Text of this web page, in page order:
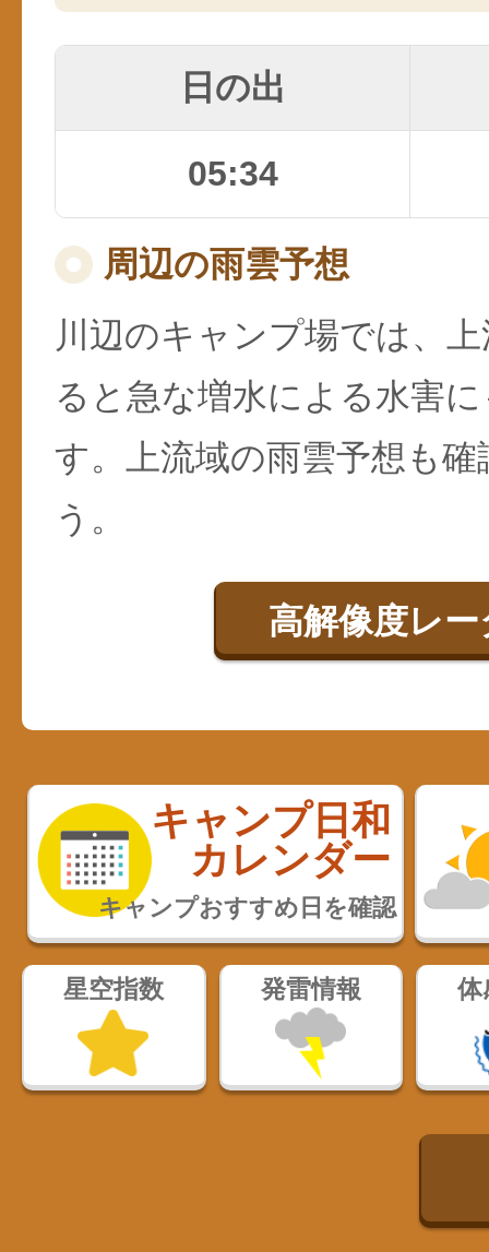
日の出
05:34
周辺の雨雲予想
川辺のキャンプ場では、
ると急な増水による水害
す。上流域の雨雲予想も
う。
高解像度レー
キャンプ日和
カレンダー
キャンプおすすめ日を確認
星空指数 発雷情報 体